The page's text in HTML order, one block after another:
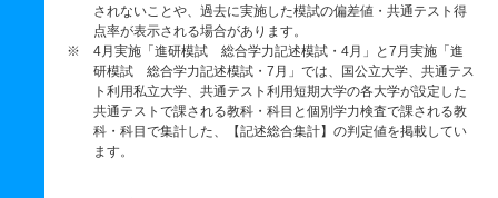
されないことや、過去に実施した模試の偏差値・共通テスト得
点率が表示される場合があります。
※ 4月実施「進研模試 総合学力記述模試・4月」と7月実施「進
研模試 総合学力記述模試・7月」では、国公立大学、共通テス
ト利用私立大学、共通テスト利用短期大学の各大学が設定した
共通テストで課される教科・科目と個別学力検査で課される教
科・科目で集計した、【記述総合集計】の判定値を掲載してい
ます。